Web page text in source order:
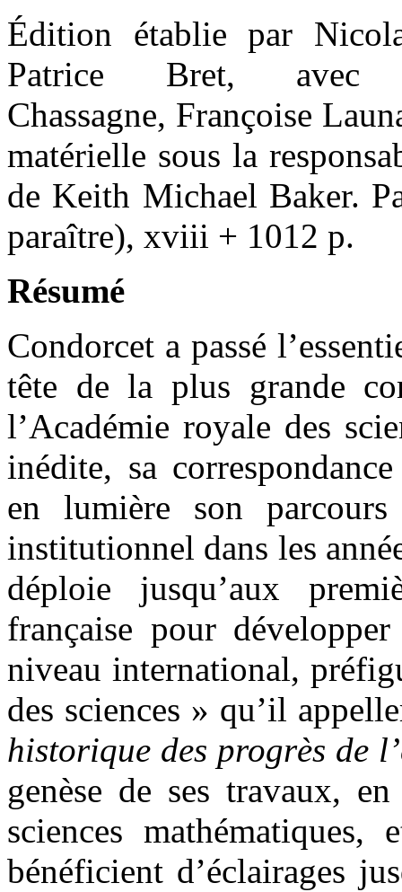
Édition établie par
Patrice Bret, avec
Chassagne, Françoise
matérielle sous la
de Keith Michael Baker.
paraître), xviii + 1012 p.
Résumé
Condorcet a passé
tête de la plus grande
l’Académie royale des
inédite, sa
en lumière son
institutionnel dans les
déploie jusqu’aux
française pour
niveau international,
des sciences » qu’il
historique des progrès de
genèse de ses travaux,
sciences
bénéficient d’éclairages